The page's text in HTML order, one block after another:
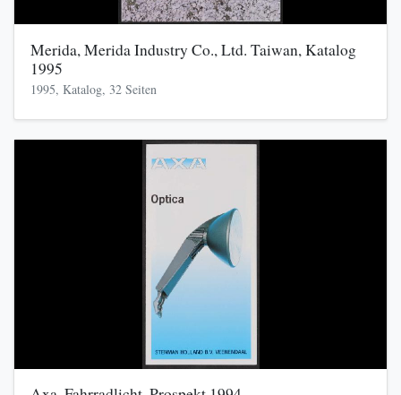
Merida, Merida Industry Co., Ltd. Taiwan, Katalog
1995
1995, Katalog, 32 Seiten